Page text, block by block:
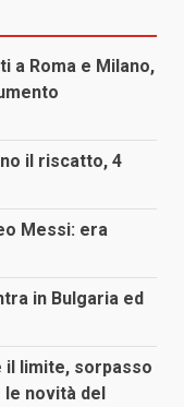
a Roma e Milano,
il riscatto, 4
Messi: era
in Bulgaria ed
il limite, sorpasso
le novità del